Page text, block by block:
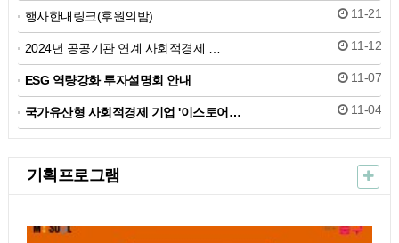
행사한내링크(후원의밤) 11-21
2024년 공공기관 연계 사회적경제 … 11-12
ESG 역량강화 투자설명회 안내 11-07
국가유산형 사회적경제 기업 '이스토어… 11-04
기획프로그램